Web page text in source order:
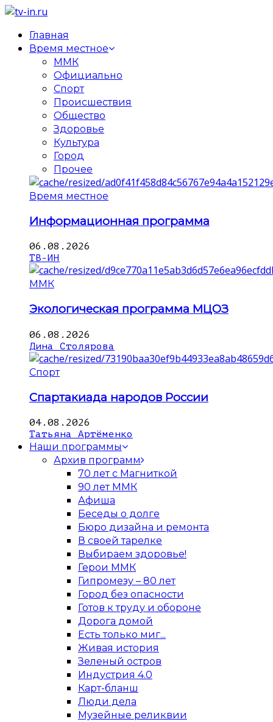
Главная
Время местное
ММК
Официально
Спорт
Происшествия
Общество
Здоровье
Культура
Город
Прочее
Время местное
Информационная программа
06.08.2026
ТВ-ИН
ММК
Экологическая программа МЦОЗ
06.08.2026
Дина Столярова
Спорт
Спартакиада народов России
04.08.2026
Татьяна Артёменко
Наши программы
Архив программ
70 лет с Магниткой
90 лет ММК
Афиша
Беседы о долге
Бюро дизайна и ремонта
В своей тарелке
Выбираем здоровье!
Герои ММК
Гипромезу – 80 лет
Город без опасности
Готов к труду и обороне
Дорога домой
Есть только миг...
Живая история
Зеленый остров
Индустрия 4.0
Карт-бланш
Люди дела
Музейные реликвии